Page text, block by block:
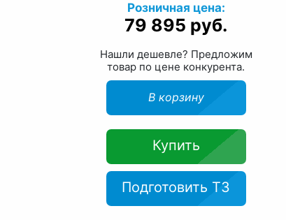
Розничная цена:
79 895 руб.
Нашли дешевле? Предложим
товар по цене конкурента.
В корзину
Купить
Подготовить ТЗ